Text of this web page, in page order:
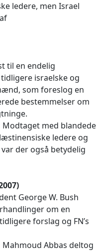
ledere, men Israel
til en endelig
israelske og
som foreslog en
bestemmelser om
Modtaget med blandede
ledere og
der også betydelig
George W. Bush
om en
forslag og FN’s
Mahmoud Abbas deltog